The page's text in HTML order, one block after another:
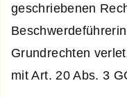
geschriebenen
Grundrechten
mit Art. 20 Abs. 3